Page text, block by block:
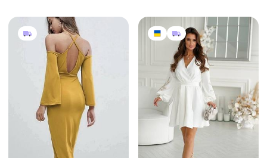
поясом с длинными
рукавами из декольте